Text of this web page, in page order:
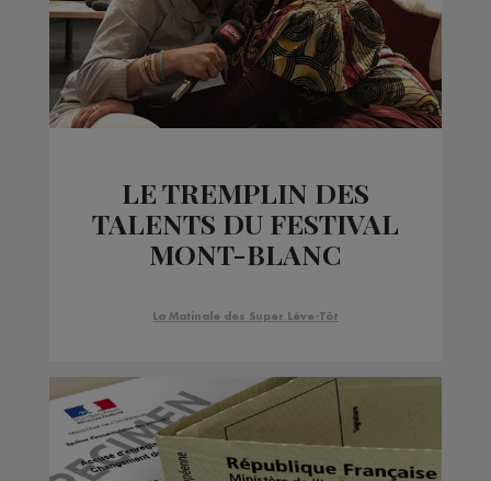
LE TREMPLIN DES
TALENTS DU FESTIVAL
MONT-BLANC
SAMIA OROSEMANE
La Matinale des Super Lève-Tôt